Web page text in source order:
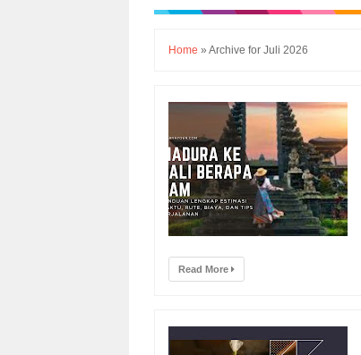
Home » Archive for Juli 2026
Read More